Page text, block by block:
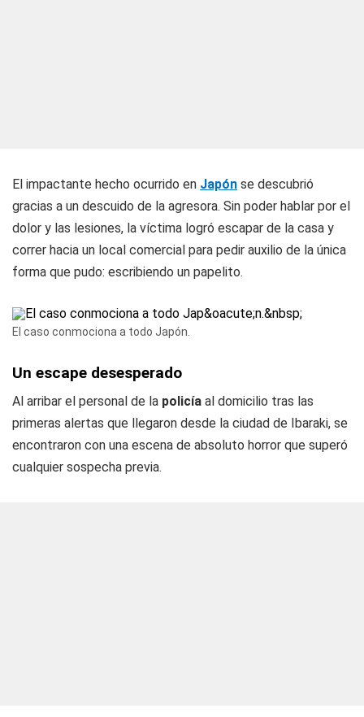
El impactante hecho ocurrido en Japón se descubrió
gracias a un descuido de la agresora. Sin poder hablar por el
dolor y las lesiones, la víctima logró escapar de la casa y
correr hacia un local comercial para pedir auxilio de la única
forma que pudo: escribiendo un papelito.
El caso conmociona a todo Japón.
Un escape desesperado
Al arribar el personal de la policía al domicilio tras las
primeras alertas que llegaron desde la ciudad de Ibaraki, se
encontraron con una escena de absoluto horror que superó
cualquier sospecha previa.